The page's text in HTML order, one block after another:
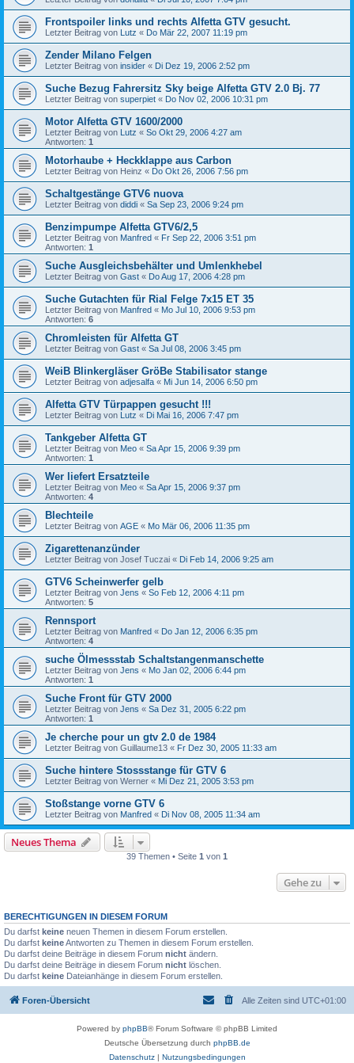
Frontspoiler links und rechts Alfetta GTV gesucht.
Letzter Beitrag von Lutz « Do Mär 22, 2007 11:19 pm
Zender Milano Felgen
Letzter Beitrag von insider « Di Dez 19, 2006 2:52 pm
Suche Bezug Fahrersitz Sky beige Alfetta GTV 2.0 Bj. 77
Letzter Beitrag von superpiet « Do Nov 02, 2006 10:31 pm
Motor Alfetta GTV 1600/2000
Letzter Beitrag von Lutz « So Okt 29, 2006 4:27 am
Antworten: 1
Motorhaube + Heckklappe aus Carbon
Letzter Beitrag von Heinz « Do Okt 26, 2006 7:56 pm
Schaltgestänge GTV6 nuova
Letzter Beitrag von diddi « Sa Sep 23, 2006 9:24 pm
Benzimpumpe Alfetta GTV6/2,5
Letzter Beitrag von Manfred « Fr Sep 22, 2006 3:51 pm
Antworten: 1
Suche Ausgleichsbehälter und Umlenkhebel
Letzter Beitrag von Gast « Do Aug 17, 2006 4:28 pm
Suche Gutachten für Rial Felge 7x15 ET 35
Letzter Beitrag von Manfred « Mo Jul 10, 2006 9:53 pm
Antworten: 6
Chromleisten für Alfetta GT
Letzter Beitrag von Gast « Sa Jul 08, 2006 3:45 pm
WeiB Blinkergläser GröBe Stabilisator stange
Letzter Beitrag von adjesalfa « Mi Jun 14, 2006 6:50 pm
Alfetta GTV Türpappen gesucht !!!
Letzter Beitrag von Lutz « Di Mai 16, 2006 7:47 pm
Tankgeber Alfetta GT
Letzter Beitrag von Meo « Sa Apr 15, 2006 9:39 pm
Antworten: 1
Wer liefert Ersatzteile
Letzter Beitrag von Meo « Sa Apr 15, 2006 9:37 pm
Antworten: 4
Blechteile
Letzter Beitrag von AGE « Mo Mär 06, 2006 11:35 pm
Zigarettenanzünder
Letzter Beitrag von Josef Tuczai « Di Feb 14, 2006 9:25 am
GTV6 Scheinwerfer gelb
Letzter Beitrag von Jens « So Feb 12, 2006 4:11 pm
Antworten: 5
Rennsport
Letzter Beitrag von Manfred « Do Jan 12, 2006 6:35 pm
Antworten: 4
suche Ölmessstab Schaltstangenmanschette
Letzter Beitrag von Jens « Mo Jan 02, 2006 6:44 pm
Antworten: 1
Suche Front für GTV 2000
Letzter Beitrag von Jens « Sa Dez 31, 2005 6:22 pm
Antworten: 1
Je cherche pour un gtv 2.0 de 1984
Letzter Beitrag von Guillaume13 « Fr Dez 30, 2005 11:33 am
Suche hintere Stossstange für GTV 6
Letzter Beitrag von Werner « Mi Dez 21, 2005 3:53 pm
Stoßstange vorne GTV 6
Letzter Beitrag von Manfred « Di Nov 08, 2005 11:34 am
Neues Thema
39 Themen • Seite 1 von 1
Gehe zu
BERECHTIGUNGEN IN DIESEM FORUM
Du darfst keine neuen Themen in diesem Forum erstellen.
Du darfst keineAntworten zu Themen in diesem Forum erstellen.
Du darfst deine Beiträge in diesem Forum nicht ändern.
Du darfst deine Beiträge in diesem Forum nicht löschen.
Du darfst keine Dateianhänge in diesem Forum erstellen.
Foren-Übersicht Alle Zeiten sind UTC+01:00
Powered by phpBB® Forum Software © phpBB Limited
Deutsche Übersetzung durch phpBB.de
Datenschutz| Nutzungsbedingungen